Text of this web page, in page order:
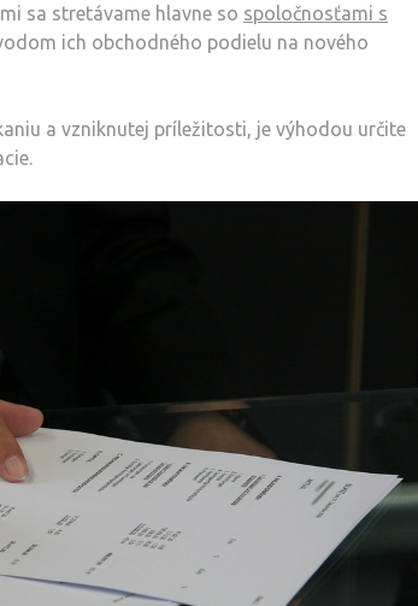
sa stretávame hlavne so spoločnosťami s
ich obchodného podielu na nového
a vzniknutej príležitosti, je výhodou určite